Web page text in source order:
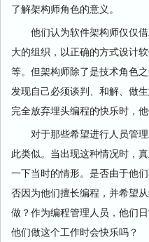
了解架构师角色的意义。
他们认为软件架构师仅仅借
大的组织，以正确的方式设计
等。但架构师除了是技术角色
发现自己必须谈判、和解、做
完全放弃埋头编程的快乐时，他
对于那些希望进行人员管理
此类似。当出现这种情况时，
一下当时的情形。是否由于他
否因为他们擅长编程，并希望
做？作为编程管理人员，他们
他们做这个工作时会快乐吗？